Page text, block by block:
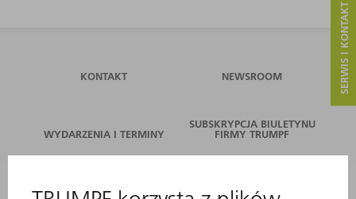
SERWIS I KONTAKT
KONTAKT NEWSROOM
WYDARZENIA I TERMINY
SUBSKRYPCJA BIULETYNU
FIRMY TRUMPF